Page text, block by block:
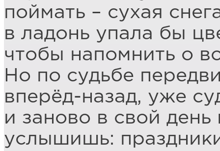
поймать – сухая
в ладонь упала бы
чтобы напомнить о
Но по судьбе
вперёд-назад, уже
и заново в свой день
услышишь: